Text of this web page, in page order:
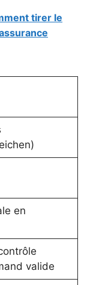
tirer le
en
valide